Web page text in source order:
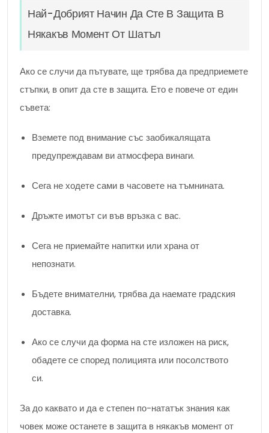
Най-Добрият Начин Да Сте В Защита В
Някакъв Момент От Шатъл
Ако се случи да пътувате, ще трябва да предприемете
стъпки, в опит да сте в защита. Ето е повече от един
съвета:
Вземете под внимание със заобикалящата
предупреждавам ви атмосфера винаги.
Сега не ходете сами в часовете на тъмнината.
Дръжте имотът си във връзка с вас.
Сега не приемайте напитки или храна от
непознати.
Бъдете внимателни, трябва да наемате градския
доставка.
Ако се случи да форма на сте изложен на риск,
обадете се според полицията или посолството
си.
За до каквато и да е степен по-нататък знания как
човек може останете в защита в някакъв момент от